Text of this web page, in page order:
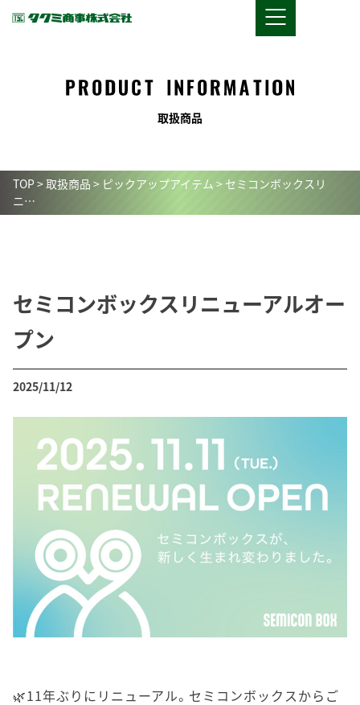
取扱商品
TOP >取扱商品 > ピックアップアイテム > セミコンボックスリ
ニ…
セミコンボックスリニューアルオー
プン
2025/11/12
🌿11年ぶりにリニューアル。セミコンボックスからご